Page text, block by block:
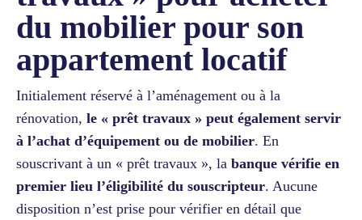
du mobilier pour son
appartement locatif
Initialement réservé à l’aménagement ou à la
rénovation, le « prêt travaux » peut également servir
à l’achat d’équipement ou de mobilier. En
souscrivant à un « prêt travaux », la banque vérifie en
premier lieu l’éligibilité du souscripteur. Aucune
disposition n’est prise pour vérifier en détail que